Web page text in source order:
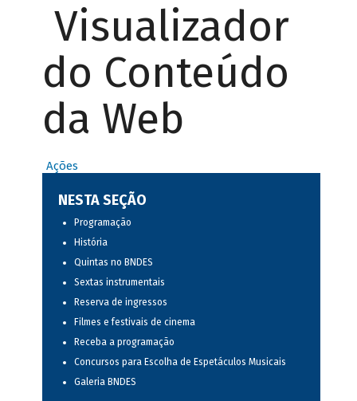
Visualizador
do Conteúdo
da Web
Ações
NESTA SEÇÃO
Programação
História
Quintas no BNDES
Sextas instrumentais
Reserva de ingressos
Filmes e festivais de cinema
Receba a programação
Concursos para Escolha de Espetáculos Musicais
Galeria BNDES